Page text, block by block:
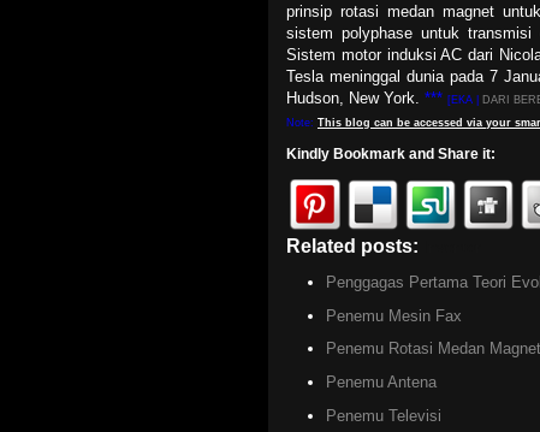
prinsip rotasi medan magnet
sistem polyphase untuk transmisi
Sistem motor induksi AC dari
Tesla meninggal dunia pada 7
Hudson, New York. *** [EKA | DARI
Note: This blog can be accessed via your
Kindly Bookmark and Share it:
Related posts:
Penggagas Pertama Teori
Penemu Mesin Fax
Penemu Rotasi Medan Magnet
Penemu Antena
Penemu Televisi